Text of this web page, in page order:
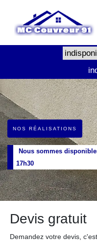
NOS RÉALISATIONS
Nous sommes
17h30
Devis gratuit
Demandez votre devis,